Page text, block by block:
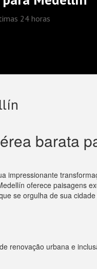
24 horas
barata
impressionante
oferece paisagens
se orgulha de sua
renovação urbana e